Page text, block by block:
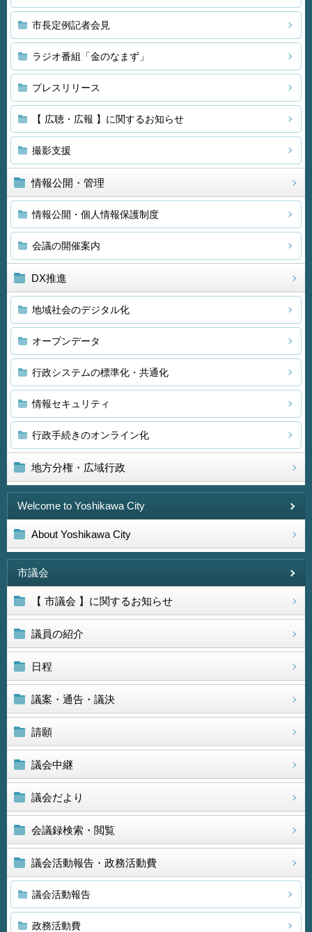
市長定例記者会見
ラジオ番組「金のなまず」
プレスリリース
【 広聴・広報 】に関するお知らせ
撮影支援
情報公開・管理
情報公開・個人情報保護制度
会議の開催案内
DX推進
地域社会のデジタル化
オープンデータ
行政システムの標準化・共通化
情報セキュリティ
行政手続きのオンライン化
地方分権・広域行政
Welcome to Yoshikawa City
About Yoshikawa City
市議会
【 市議会 】に関するお知らせ
議員の紹介
日程
議案・通告・議決
請願
議会中継
議会だより
会議録検索・閲覧
議会活動報告・政務活動費
議会活動報告
政務活動費